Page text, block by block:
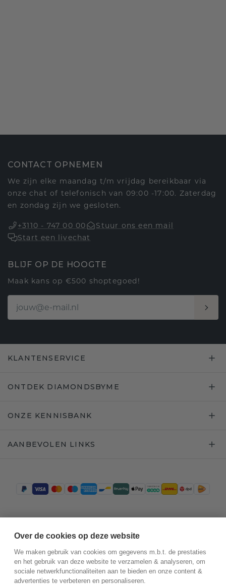
CONTACT OPNEMEN
We zijn elke maandag t/m vrijdag bereikbaar via
onze chat of telefonisch van 09:00 -17:00. Zaterdag
en zondag zijn we gesloten.
+3110 - 747 00 00
Stuur ons een mail
Start een livechat
BLIJF OP DE HOOGTE
Maak kans op €500 shoptegoed!
KLANTENSERVICE
ONTDEK DIAMONDSBYME
ONZE KENNISBANK
AANBEVOLEN LINKS
Over de cookies op deze website
We maken gebruik van cookies om gegevens m.b.t. de prestaties
en het gebruik van deze website te verzamelen & analyseren, om
sociale netwerkfunctionaliteiten aan te bieden en onze content &
advertenties te verbeteren en personaliseren.